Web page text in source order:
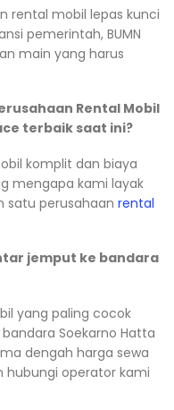
rental mobil lepas kunci
pemerintah, BUMN
main yang harus
Rental Mobil
terbaik saat ini?
komplit dan biaya
mengapa kami layak
satu perusahaan rental
jemput ke bandara
yang paling cocok
Soekarno Hatta
dengah harga sewa
hubungi operator kami